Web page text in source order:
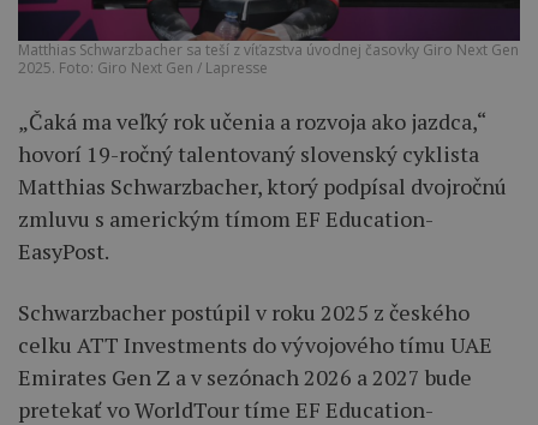
Matthias Schwarzbacher sa teší z víťazstva úvodnej časovky Giro Next Gen
2025. Foto: Giro Next Gen / Lapresse
„Čaká ma veľký rok učenia a rozvoja ako jazdca,“
hovorí 19-ročný talentovaný slovenský cyklista
Matthias Schwarzbacher, ktorý podpísal dvojročnú
zmluvu s americkým tímom EF Education-
EasyPost.
Schwarzbacher postúpil v roku 2025 z českého
celku ATT Investments do vývojového tímu UAE
Emirates Gen Z a v sezónach 2026 a 2027 bude
pretekať vo WorldTour tíme EF Education-